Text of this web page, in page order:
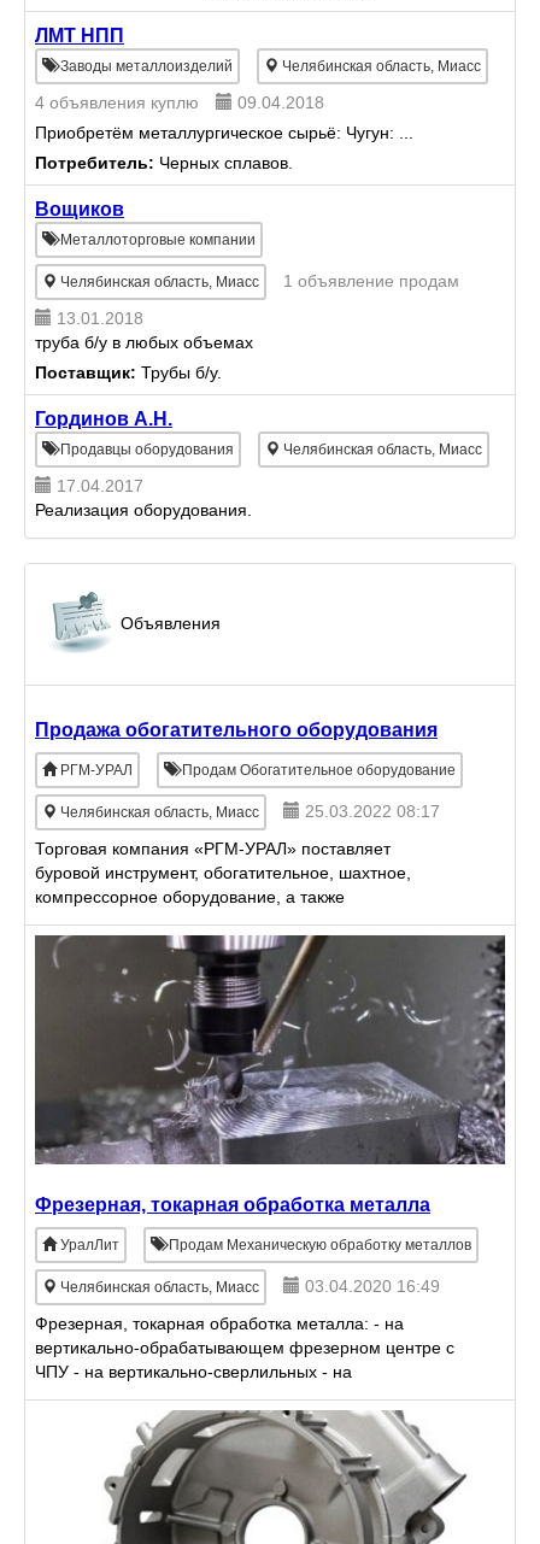
ЛМТ НПП
Заводы металлоизделий Челябинская область, Миасс
4 объявления куплю
09.04.2018
Приобретём металлургическое сырьё: Чугун: ...
Потребитель: Черных сплавов.
Вощиков
Металлоторговые компании
Челябинская область, Миасс
1 объявление продам
13.01.2018
труба б/у в любых объемах
Поставщик: Трубы б/у.
Гординов А.Н.
Продавцы оборудования Челябинская область, Миасс
17.04.2017
Реализация оборудования.
Объявления
Продажа обогатительного оборудования
РГМ-УРАЛ Продам Обогатительное оборудование
Челябинская область, Миасс
25.03.2022 08:17
Торговая компания «РГМ-УРАЛ» поставляет
буровой инструмент, обогатительное, шахтное,
компрессорное оборудование, а также
оригинальные запчасти для всей продукции.
РЕАЛИЗУЕМ: Горнообогатительное и про
Фрезерная, токарная обработка металла
УралЛит Продам Механическую обработку металлов
Челябинская область, Миасс
03.04.2020 16:49
Фрезерная, токарная обработка металла: - на
вертикально-обрабатывающем фрезерном центре с
ЧПУ - на вертикально-сверлильных - на
универсальных токарных станках - на фрезерных
станках - нарезания р